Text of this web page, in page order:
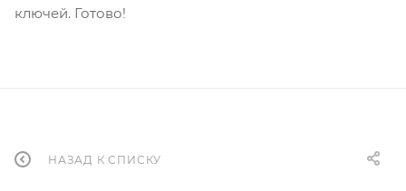
ключей. Готово!
НАЗАД К СПИСКУ